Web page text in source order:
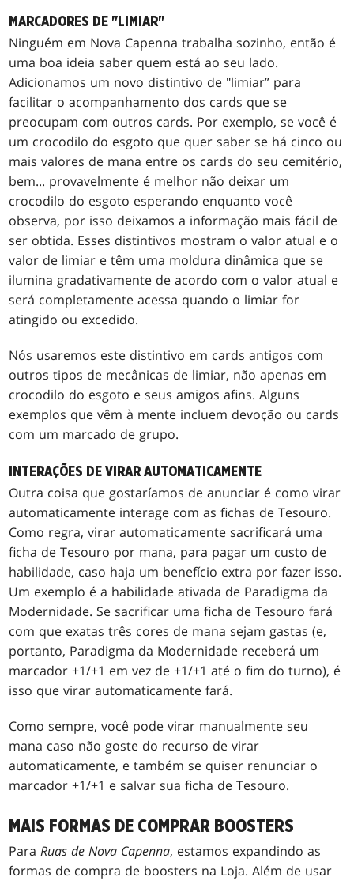
MARCADORES DE "LIMIAR"
Ninguém em Nova Capenna trabalha sozinho, então é
uma boa ideia saber quem está ao seu lado.
Adicionamos um novo distintivo de "limiar” para
facilitar o acompanhamento dos cards que se
preocupam com outros cards. Por exemplo, se você é
um crocodilo do esgoto que quer saber se há cinco ou
mais valores de mana entre os cards do seu cemitério,
bem... provavelmente é melhor não deixar um
crocodilo do esgoto esperando enquanto você
observa, por isso deixamos a informação mais fácil de
ser obtida. Esses distintivos mostram o valor atual e o
valor de limiar e têm uma moldura dinâmica que se
ilumina gradativamente de acordo com o valor atual e
será completamente acessa quando o limiar for
atingido ou excedido.
Nós usaremos este distintivo em cards antigos com
outros tipos de mecânicas de limiar, não apenas em
crocodilo do esgoto e seus amigos afins. Alguns
exemplos que vêm à mente incluem devoção ou cards
com um marcado de grupo.
INTERAÇÕES DE VIRAR AUTOMATICAMENTE
Outra coisa que gostaríamos de anunciar é como virar
automaticamente interage com as fichas de Tesouro.
Como regra, virar automaticamente sacrificará uma
ficha de Tesouro por mana, para pagar um custo de
habilidade, caso haja um benefício extra por fazer isso.
Um exemplo é a habilidade ativada de Paradigma da
Modernidade. Se sacrificar uma ficha de Tesouro fará
com que exatas três cores de mana sejam gastas (e,
portanto, Paradigma da Modernidade receberá um
marcador +1/+1 em vez de +1/+1 até o fim do turno), é
isso que virar automaticamente fará.
Como sempre, você pode virar manualmente seu
mana caso não goste do recurso de virar
automaticamente, e também se quiser renunciar o
marcador +1/+1 e salvar sua ficha de Tesouro.
MAIS FORMAS DE COMPRAR BOOSTERS
ParaRuas de Nova Capenna, estamos expandindo as
formas de compra de boosters na Loja. Além de usar